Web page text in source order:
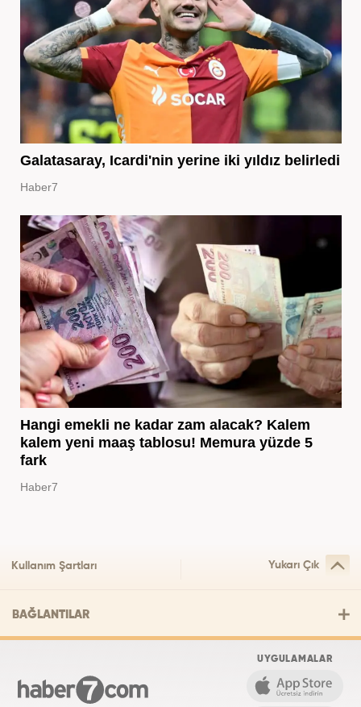
Galatasaray, Icardi'nin yerine iki yıldız belirledi
Haber7
Hangi emekli ne kadar zam alacak? Kalem
kalem yeni maaş tablosu! Memura yüzde 5
fark
Haber7
Kullanım Şartları Yukarı Çık
BAĞLANTILAR
UYGULAMALAR